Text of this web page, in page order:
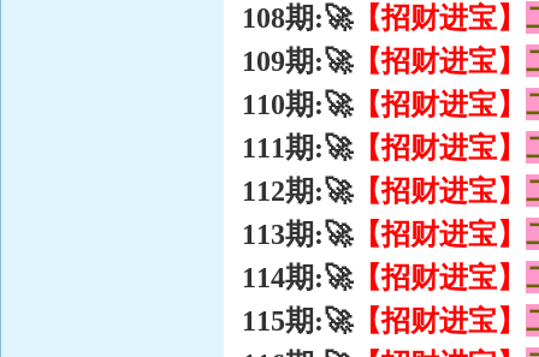
108期:🚀【招财进宝】
109期:🚀【招财进宝】
110期:🚀【招财进宝】
111期:🚀【招财进宝】
112期:🚀【招财进宝】
113期:🚀【招财进宝】
114期:🚀【招财进宝】
115期:🚀【招财进宝】